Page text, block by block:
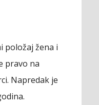
položaj žena i
pravo na
Napredak je